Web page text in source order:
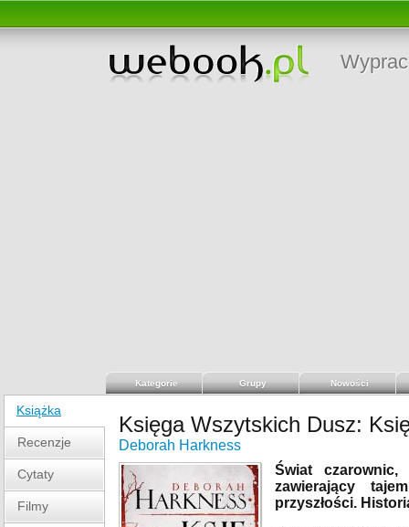
Kategorie Grupy Nowości
Książka
Recenzje
Cytaty
Filmy
Księga Wszytskich Dusz:
Deborah Harkness
Świat czarownic,
zawierający
przyszłości.